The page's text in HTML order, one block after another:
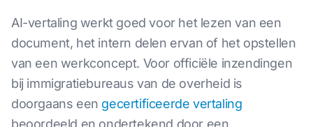
AI-vertaling werkt goed voor het lezen van een
document, het intern delen ervan of het opstellen
van een werkconcept. Voor officiële inzendingen
bij immigratiebureaus van de overheid is
doorgaans een gecertificeerde vertaling
beoordeeld en ondertekend door een